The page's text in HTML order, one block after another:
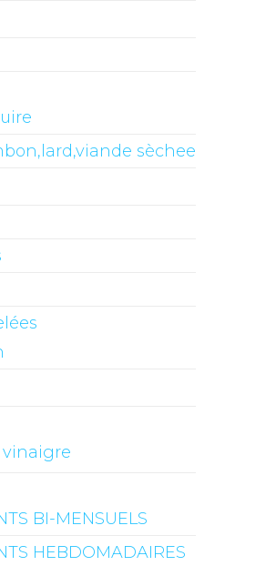
sèchee
vinaigre
BI-MENSUELS
HEBDOMADAIRES